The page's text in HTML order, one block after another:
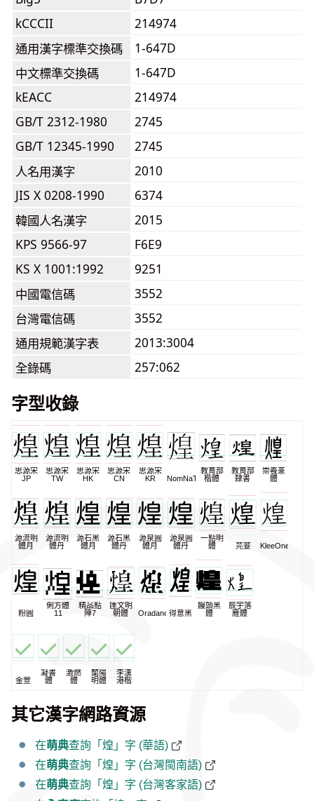
kCCCII
214974
通用漢字標準交換碼
1-647D
中文標準交換碼
1-647D
kEACC
214974
GB/T 2312-1980
2745
GB/T 12345-1990
2745
人名用漢字
2010
JIS X 0208-1990
6374
韓國人名漢字
2015
KPS 9566-97
F6E9
KS X 1001:1992
9251
中國電信碼
3552
台灣電信碼
3552
通用規範漢字表
2013:3004
全錄碼
257:062
字型收錄
思源宋
JP
思源宋
TW
思源宋
HK
思源宋
CN
思源宋
KR
NomNaTong
教育部
楷體
教育部
隸書
崇羲篆
體
源流明
體月
源流明
體丹
源石黑
體月
源石黑
體丹
源泉圓
體月
源泉圓
體丹
一點明
體
芫荽 KleeOne
粉圓
俐方體
11
精品點
陣7
匯文明
朝體
Oradano 得意黑
饅頭黑
體
辰宇落
雁體
金萱
凝書
體
激燃
體
蘭陽
明體
李漢
港楷
其它漢字網路資源
在萌典查詢「煌」字 (華語)
在萌典查詢「煌」字 (台灣閩南語)
在萌典查詢「煌」字 (台灣客家語)